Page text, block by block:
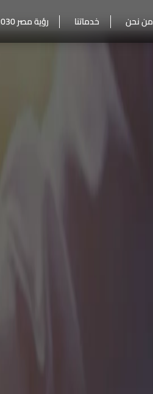
من نحن خدماتنا رؤية مصر 2030